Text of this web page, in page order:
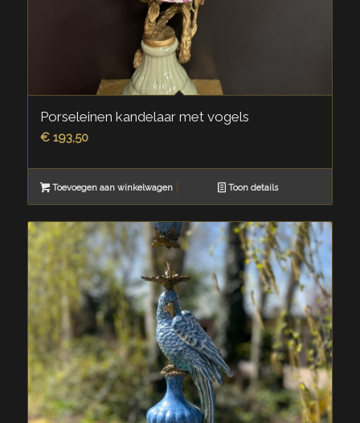
Porseleinen kandelaar met vogels
€193,50
Toevoegen aan winkelwagen Toon details